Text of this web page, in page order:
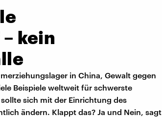
kein
in China, Gewalt gegen
Beispiele weltweit für schwerste
sich mit der Einrichtung des
ändern. Klappt das? Ja und Nein, sagt